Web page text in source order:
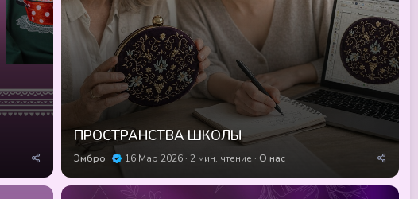
ПРОСТРАНСТВА ШКОЛЫ
Эмбро 16 Мар 2026 2 мин. чтение О нас